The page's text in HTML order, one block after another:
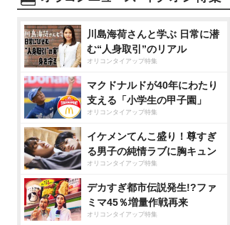
川島海荷さんと学ぶ 日常に潜
む“人身取引”のリアル
オリコンタイアップ特集
マクドナルドが40年にわたり
支える「小学生の甲子園」
オリコンタイアップ特集
イケメンてんこ盛り！尊すぎ
る男子の純情ラブに胸キュン
オリコンタイアップ特集
デカすぎ都市伝説発生!?ファ
ミマ45％増量作戦再来
オリコンタイアップ特集